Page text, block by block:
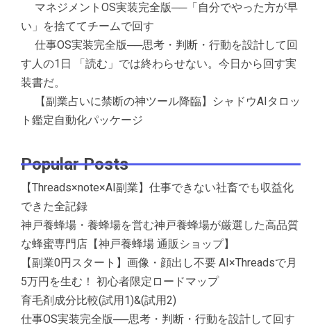
マネジメントOS実装完全版──「自分でやった方が早
い」を捨ててチームで回す
仕事OS実装完全版──思考・判断・行動を設計して回
す人の1日 「読む」では終わらせない。今日から回す実
装書だ。
【副業占いに禁断の神ツール降臨】シャドウAIタロッ
ト鑑定自動化パッケージ
Popular Posts
【Threads×note×AI副業】仕事できない社畜でも収益化
できた全記録
神戸養蜂場・養蜂場を営む神戸養蜂場が厳選した高品質
な蜂蜜専門店【神戸養蜂場 通販ショップ】
【副業0円スタート】画像・顔出し不要 AI×Threadsで月
5万円を生む！ 初心者限定ロードマップ
育毛剤成分比較(試用1)&(試用2)
仕事OS実装完全版──思考・判断・行動を設計して回す